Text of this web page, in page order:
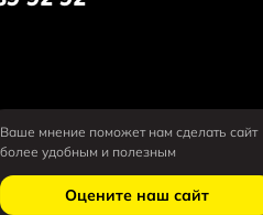
Ваше мнение поможет нам сделать сайт
более удобным и полезным
Оцените наш сайт